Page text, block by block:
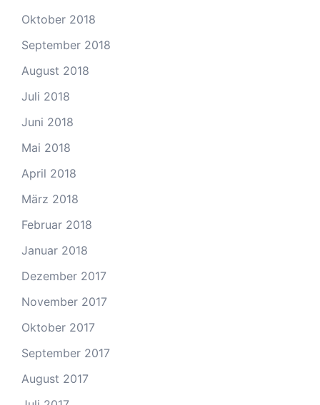
Oktober 2018
September 2018
August 2018
Juli 2018
Juni 2018
Mai 2018
April 2018
März 2018
Februar 2018
Januar 2018
Dezember 2017
November 2017
Oktober 2017
September 2017
August 2017